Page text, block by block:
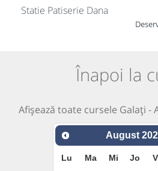
Statie Patiserie Dana
Înapoi la
Afișează toate cursele Galați -
August
Lu Ma Mi Jo